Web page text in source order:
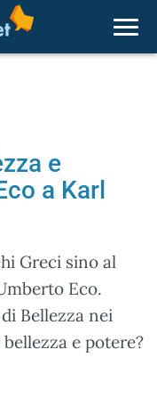
e
a Karl
Greci sino al
Eco.
Bellezza nei
e potere?